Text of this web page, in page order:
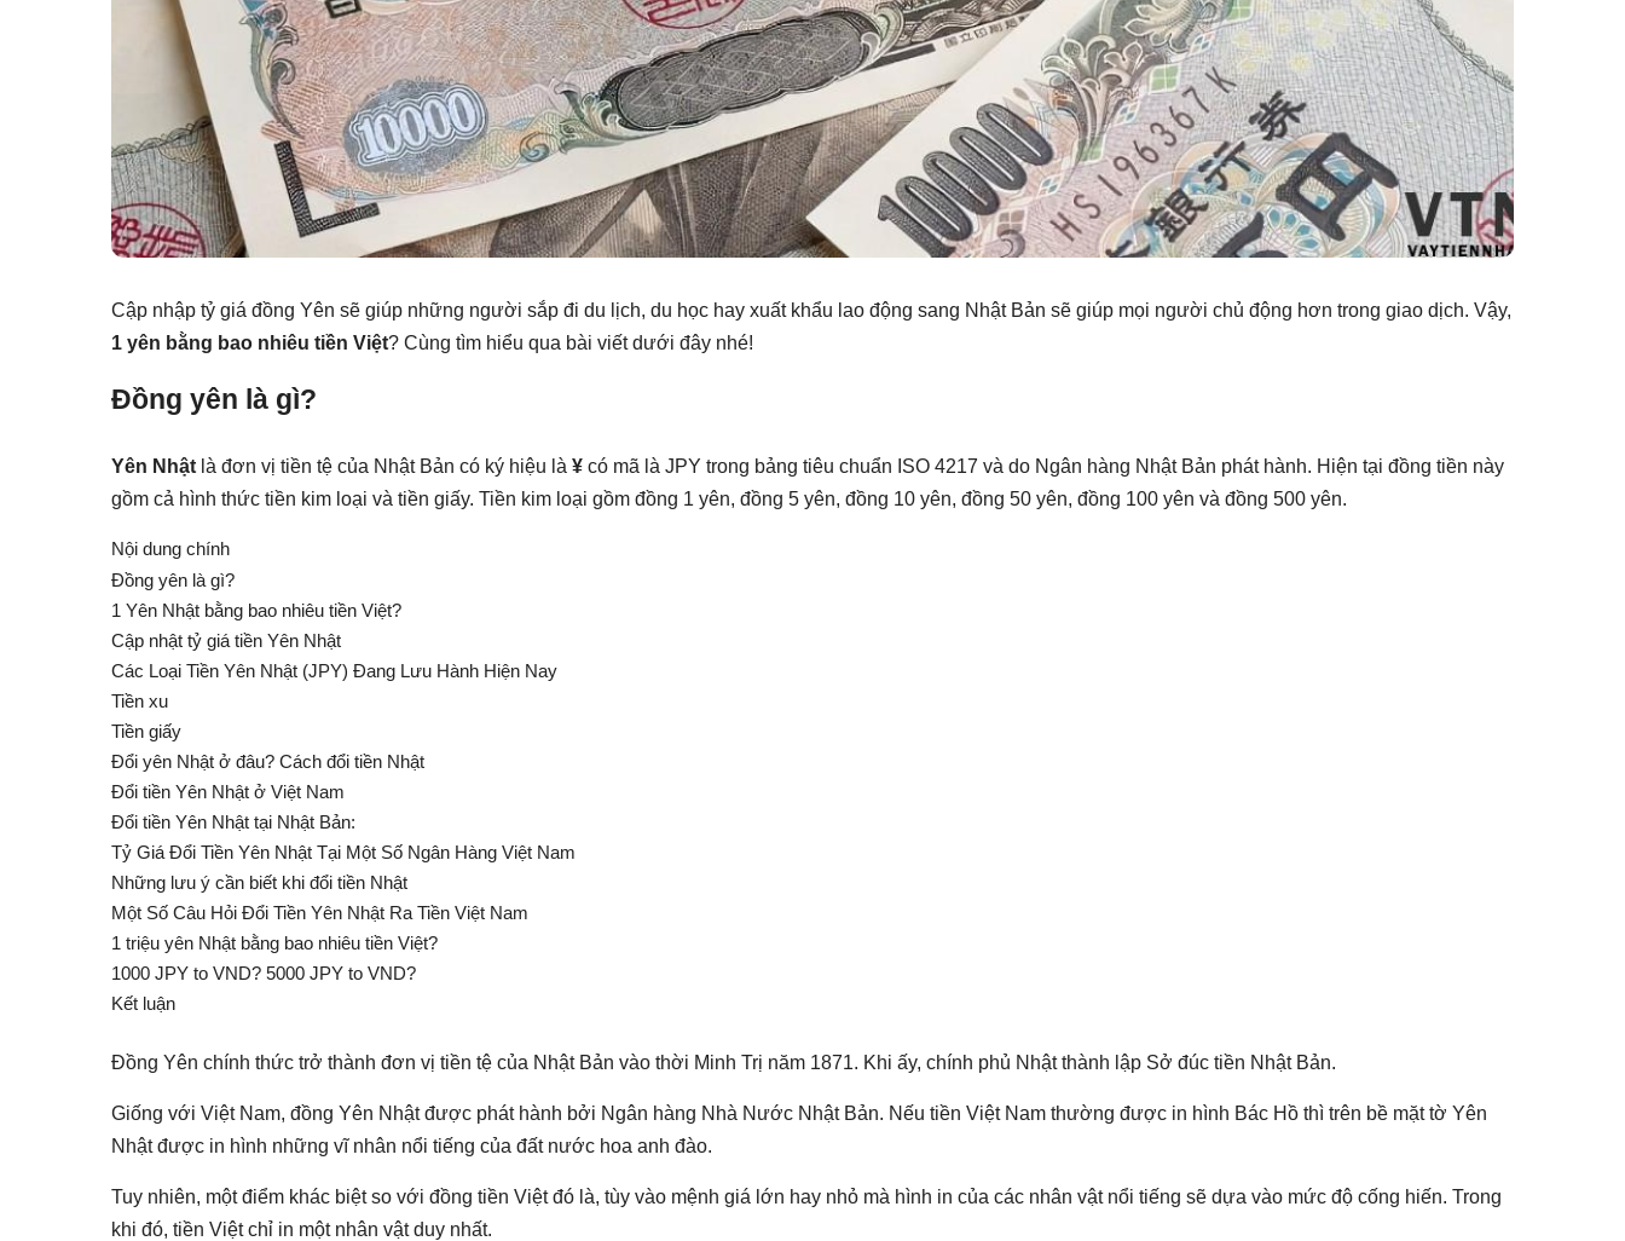
Cập nhập tỷ giá đồng Yên sẽ giúp những người sắp đi du lịch, du học hay xuất khẩu lao động sang Nhật Bản sẽ giúp mọi người chủ động hơn trong giao dịch. Vậy,
1 yên bằng bao nhiêu tiền Việt? Cùng tìm hiểu qua bài viết dưới đây nhé!
Đồng yên là gì?
Yên Nhật là đơn vị tiền tệ của Nhật Bản có ký hiệu là ¥ có mã là JPY trong bảng tiêu chuẩn ISO 4217 và do Ngân hàng Nhật Bản phát hành. Hiện tại đồng tiền này
gồm cả hình thức tiền kim loại và tiền giấy. Tiền kim loại gồm đồng 1 yên, đồng 5 yên, đồng 10 yên, đồng 50 yên, đồng 100 yên và đồng 500 yên.
Nội dung chính
Đồng yên là gì?
1 Yên Nhật bằng bao nhiêu tiền Việt?
Cập nhật tỷ giá tiền Yên Nhật
Các Loại Tiền Yên Nhật (JPY) Đang Lưu Hành Hiện Nay
Tiền xu
Tiền giấy
Đổi yên Nhật ở đâu? Cách đổi tiền Nhật
Đổi tiền Yên Nhật ở Việt Nam
Đổi tiền Yên Nhật tại Nhật Bản:
Tỷ Giá Đổi Tiền Yên Nhật Tại Một Số Ngân Hàng Việt Nam
Những lưu ý cần biết khi đổi tiền Nhật
Một Số Câu Hỏi Đổi Tiền Yên Nhật Ra Tiền Việt Nam
1 triệu yên Nhật bằng bao nhiêu tiền Việt?
1000 JPY to VND? 5000 JPY to VND?
Kết luận
Đồng Yên chính thức trở thành đơn vị tiền tệ của Nhật Bản vào thời Minh Trị năm 1871. Khi ấy, chính phủ Nhật thành lập Sở đúc tiền Nhật Bản.
Giống với Việt Nam, đồng Yên Nhật được phát hành bởi Ngân hàng Nhà Nước Nhật Bản. Nếu tiền Việt Nam thường được in hình Bác Hồ thì trên bề mặt tờ Yên
Nhật được in hình những vĩ nhân nổi tiếng của đất nước hoa anh đào.
Tuy nhiên, một điểm khác biệt so với đồng tiền Việt đó là, tùy vào mệnh giá lớn hay nhỏ mà hình in của các nhân vật nổi tiếng sẽ dựa vào mức độ cống hiến. Trong
khi đó, tiền Việt chỉ in một nhân vật duy nhất.